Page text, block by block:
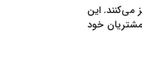
می‌کنند. این
خود